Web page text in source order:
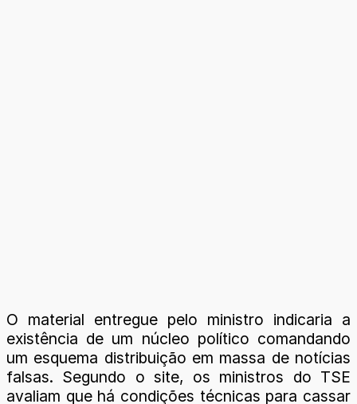
O material entregue pelo ministro indicaria a
existência de um núcleo político comandando
um esquema distribuição em massa de notícias
falsas. Segundo o site, os ministros do TSE
avaliam que há condições técnicas para cassar